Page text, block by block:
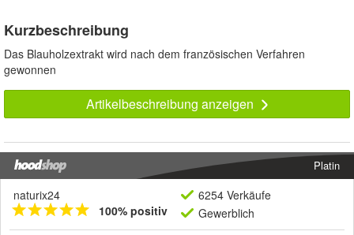
Kurzbeschreibung
Das Blauholzextrakt wird nach dem französischen Verfahren
gewonnen
Artikelbeschreibung anzeigen
Platin
naturix24
100% positiv
6254 Verkäufe
Gewerblich